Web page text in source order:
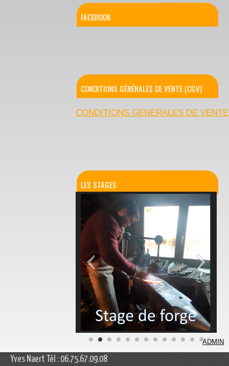
FACEBOOK
CONDITIONS GÉNÉRALES DE VENTE (CGV)
CONDITIONS GENERALES DE VENTE
LES STAGES
Yves Naert Tél : 06.75.67.09.08
ADMIN